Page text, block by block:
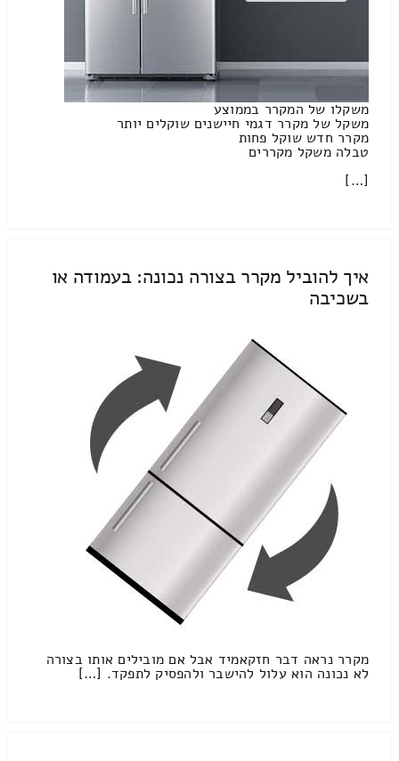
משקלו של המקרר בממוצע
משקל של מקרר דגמי חיישנים שוקלים יותר
מקרר חדש שוקל פחות
טבלה משקל מקררים
[…]
איך להוביל מקרר בצורה נכונה: בעמודה או
בשכיבה
מקרר נראה דבר חזקאמיד אבל אם מובילים אותו בצורה
לא נכונה הוא עלול להישבר ולהפסיק לתפקד. […]